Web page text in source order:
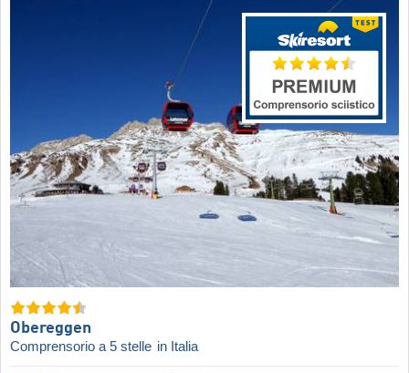
Obereggen
Comprensorio a 5 stelle in Italia